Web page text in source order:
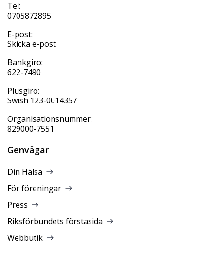
Tel:
0705872895
E-post:
Skicka e-post
Bankgiro:
622-7490
Plusgiro:
Swish 123-0014357
Organisationsnummer:
829000-7551
Genvägar
Din Hälsa
För föreningar
Press
Riksförbundets förstasida
Webbutik